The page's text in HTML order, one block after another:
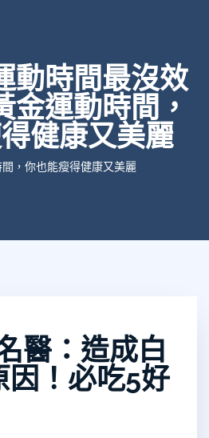
動時間最沒效
金運動時間，
健康又美麗
，你也能瘦得健康又美麗
醫：造成白
因！必吃5好